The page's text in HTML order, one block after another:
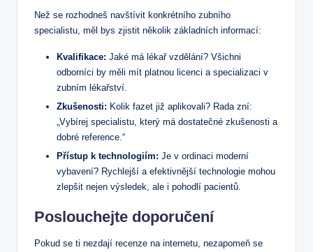
Než se rozhodneš navštívit konkrétního zubního
specialistu, měl bys zjistit několik základních informací:
Kvalifikace: Jaké má lékař vzdělání? Všichni
odborníci by měli mít platnou licenci a specializaci v
zubním lékařství.
Zkušenosti: Kolik fazet již aplikovali? Rada zní:
„Vybírej specialistu, který má dostatečné zkušenosti a
dobré reference.“
Přístup k technologiím: Je v ordinaci moderní
vybavení? Rychlejší a efektivnější technologie mohou
zlepšit nejen výsledek, ale i pohodlí pacientů.
Poslouchejte doporučení
Pokud se ti nezdají recenze na internetu, nezapomeň se